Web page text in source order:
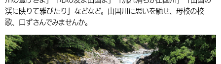
渓に映りて雅びたり」などなど。山国川に思いを馳せ、母校の校
歌、口ずさんでみませんか。